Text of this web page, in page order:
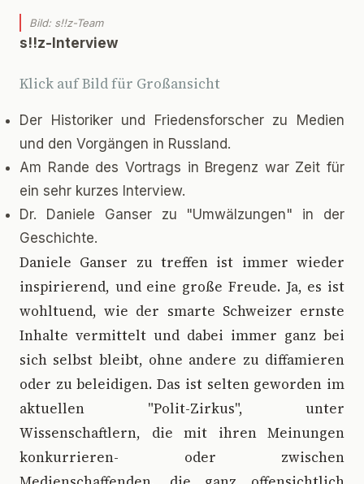
Bild: s!!z-Team
s!!z-Interview
Klick auf Bild für Großansicht
Der Historiker und Friedensforscher zu Medien
und den Vorgängen in Russland.
Am Rande des Vortrags in Bregenz war Zeit für
ein sehr kurzes Interview.
Dr. Daniele Ganser zu "Umwälzungen" in der
Geschichte.
Daniele Ganser zu treffen ist immer wieder
inspirierend, und eine große Freude. Ja, es ist
wohltuend, wie der smarte Schweizer ernste
Inhalte vermittelt und dabei immer ganz bei
sich selbst bleibt, ohne andere zu diffamieren
oder zu beleidigen. Das ist selten geworden im
aktuellen "Polit-Zirkus", unter
Wissenschaftlern, die mit ihren Meinungen
konkurrieren- oder zwischen